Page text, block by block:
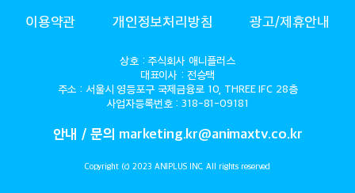
ANIMAX이용약관 개인정보처리방침 광고/제휴안내
상호 : 주식회사 애니플러스
대표이사 : 전승택
주소 : 서울시 영등포구 국제금융로 10, THREE IFC 28층
사업자등록번호 : 318-81-09181
안내 / 문의 marketing.kr@animaxtv.co.kr
Copyright (c) 2023 ANIPLUS INC. All rights reserved